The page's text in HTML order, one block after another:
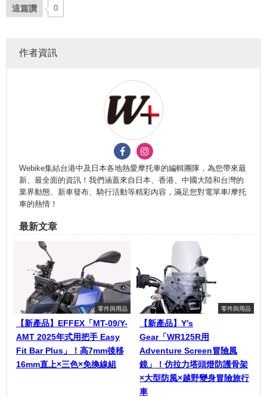
這篇讚 0
作者資訊
Webike集結台港中及日本各地熱愛摩托車的編輯團隊，為您帶來最
新、最全面的資訊！我們涵蓋來自日本、香港、中國大陸和台灣的
業界動態、新車發布、騎行活動等精彩內容，滿足您對電單車/摩托
車的熱情！
最新文章
零件與用品
【新產品】EFFEX「MT-09/Y-
AMT 2025年式用把手 Easy
Fit Bar Plus」！高7mm後移
16mm直上×三色×免換線組
零件與用品
【新產品】Y’s
Gear「WR125R用
Adventure Screen冒險風
鏡」！仿拉力塔頭燈防護骨架
×大型防風×越野變身冒險旅行
車